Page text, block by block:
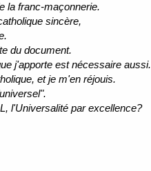
la franc-maçonnerie.
sincère,
du document.
j'apporte est nécessaire aussi.
et je m'en réjouis.
l'Universalité par excellence?